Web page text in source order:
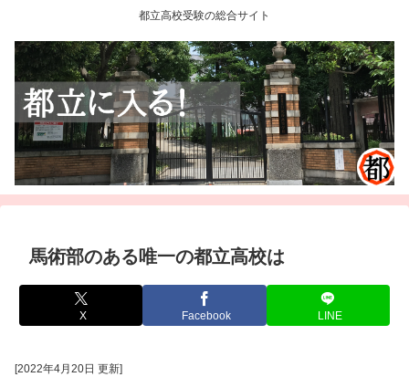
都立高校受験の総合サイト
馬術部のある唯一の都立高校は
X Facebook LINE
[2022年4月20日 更新]